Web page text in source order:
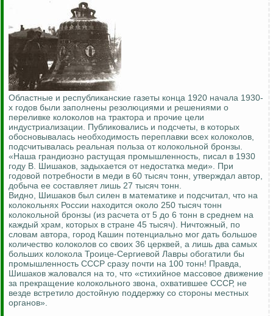
Областные и республиканские газеты конца 1920 начала 1930-
х годов были заполнены резолюциями и решениями о
переливке колоколов на трактора и прочие цели
индустриализации. Публиковались и подсчеты, в которых
обосновывалась необходимость переплавки всех колоколов,
подсчитывалась реальная польза от колокольной бронзы.
«Наша грандиозно растущая промышленность, писал в 1930
году В. Шишаков, задыхается от недостатка меди». При
годовой потребности в меди в 60 тысяч тонн, утверждал автор,
добыча ее составляет лишь 27 тысяч тонн.
Видно, Шишаков был силен в математике и подсчитал, что на
колокольнях России находится около 250 тысяч тонн
колокольной бронзы (из расчета от 5 до 6 тонн в среднем на
каждый храм, которых в стране 45 тысяч). Ничтожный, по
словам автора, город Кашин потенциально мог дать большое
количество колоколов со своих 36 церквей, а лишь два самых
больших колокола Троице-Сергиевой Лавры обогатили бы
промышленность СССР сразу почти на 100 тонн! Правда,
Шишаков жаловался на то, что «стихийное массовое движение
за прекращение колокольного звона, охватившее СССР, не
везде встретило достойную поддержку со стороны местных
органов».